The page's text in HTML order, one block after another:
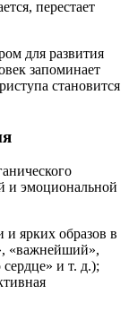
перестает
для развития
запоминает
становится
и эмоциональной
и ярких образов в
«важнейший»,
и т. д.);